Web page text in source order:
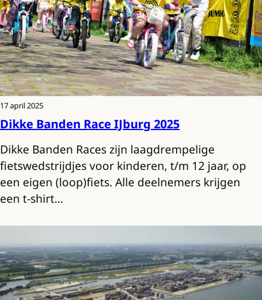
17 april 2025
Dikke Banden Race IJburg 2025
Dikke Banden Races zijn laagdrempelige
fietswedstrijdjes voor kinderen, t/m 12 jaar, op
een eigen (loop)fiets. Alle deelnemers krijgen
een t-shirt…